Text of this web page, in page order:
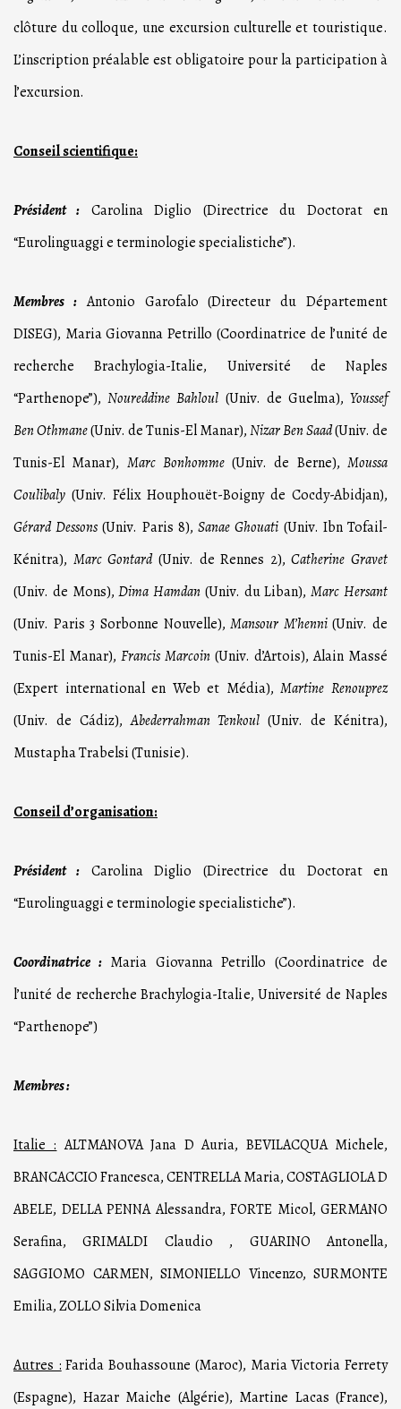
clôture du colloque, une excursion culturelle et touristique.
L’inscription préalable est obligatoire pour la participation à
l’excursion.
Conseil scientifique:
Président : Carolina Diglio (Directrice du Doctorat en
“Eurolinguaggi e terminologie specialistiche”).
Membres :Antonio Garofalo (Directeur du Département
DISEG), Maria Giovanna Petrillo (Coordinatrice de l’unité de
recherche Brachylogia-Italie, Université de Naples
“Parthenope”),Noureddine Bahloul (Univ. de Guelma),Youssef
Ben Othmane(Univ. de Tunis-El Manar),NizarBenSaad(Univ. de
Tunis-El Manar), Marc Bonhomme(Univ. de Berne),Moussa
Coulibaly (Univ. Félix Houphouët-Boigny de Cocdy-Abidjan),
Gérard Dessons (Univ. Paris 8),Sanae Ghouati (Univ. Ibn Tofail-
Kénitra), Marc Gontard(Univ. de Rennes 2),Catherine Gravet
(Univ. de Mons),Dima Hamdan (Univ. du Liban),Marc Hersant
(Univ. Paris 3 Sorbonne Nouvelle),Mansour M’henni(Univ. de
Tunis-El Manar), Francis Marcoin (Univ. d’Artois), Alain Massé
(Expert international en Web et Média), Martine Renouprez
(Univ. de Cádiz),Abederrahman Tenkoul (Univ. de Kénitra),
Mustapha Trabelsi (Tunisie).
Conseil d’organisation:
Président : Carolina Diglio (Directrice du Doctorat en
“Eurolinguaggi e terminologie specialistiche”).
Coordinatrice :Maria Giovanna Petrillo (Coordinatrice de
l’unité de recherche Brachylogia-Italie, Université de Naples
“Parthenope”)
Membres :
Italie : ALTMANOVA Jana D Auria, BEVILACQUA Michele,
BRANCACCIO Francesca, CENTRELLA Maria, COSTAGLIOLA D
ABELE, DELLA PENNA Alessandra, FORTE Micol, GERMANO
Serafina, GRIMALDI Claudio , GUARINO Antonella,
SAGGIOMO CARMEN, SIMONIELLO Vincenzo, SURMONTE
Emilia, ZOLLO Silvia Domenica
Autres : Farida Bouhassoune (Maroc), Maria Victoria Ferrety
(Espagne), Hazar Maiche (Algérie), Martine Lacas (France),